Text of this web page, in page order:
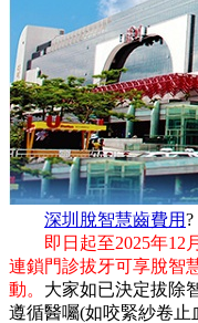
深圳脫智慧齒費用?
即日起至2025年12
連鎖門診拔牙可享脫智
動。 大家如已決定拔除
遵循醫囑(如咬緊紗卷止